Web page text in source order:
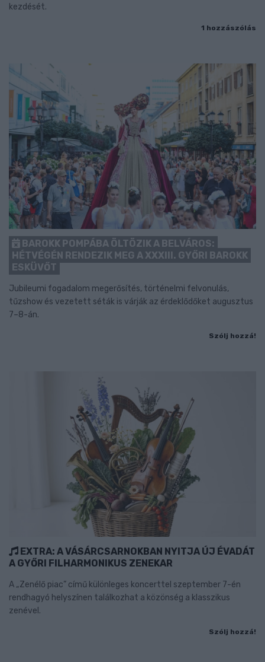
kezdését.
1 hozzászólás
BAROKK POMPÁBA ÖLTÖZIK A BELVÁROS:
HÉTVÉGÉN RENDEZIK MEG A XXXIII. GYŐRI BAROKK
ESKÜVŐT
Jubileumi fogadalom megerősítés, történelmi felvonulás,
tűzshow és vezetett séták is várják az érdeklődőket augusztus
7–8-án.
Szólj hozzá!
EXTRA: A VÁSÁRCSARNOKBAN NYITJA ÚJ ÉVADÁT
A GYŐRI FILHARMONIKUS ZENEKAR
A „Zenélő piac” című különleges koncerttel szeptember 7-én
rendhagyó helyszínen találkozhat a közönség a klasszikus
zenével.
Szólj hozzá!